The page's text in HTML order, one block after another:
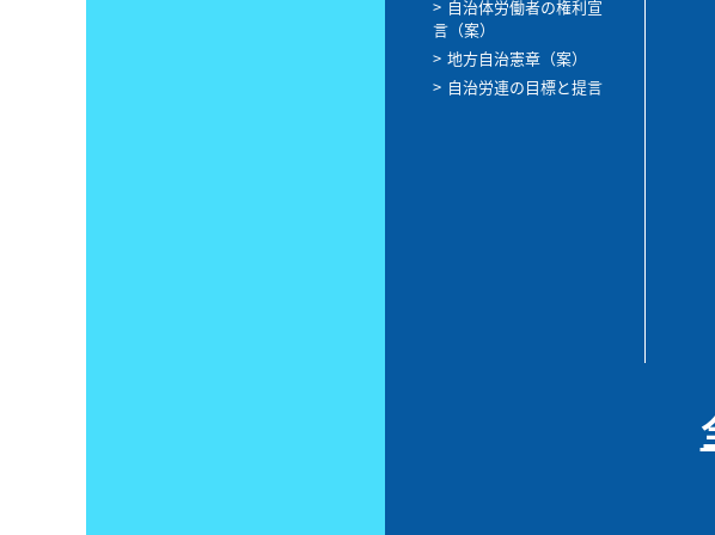
自治体労働者の権利宣
言（案）
地方自治憲章（案）
自治労連の目標と提言